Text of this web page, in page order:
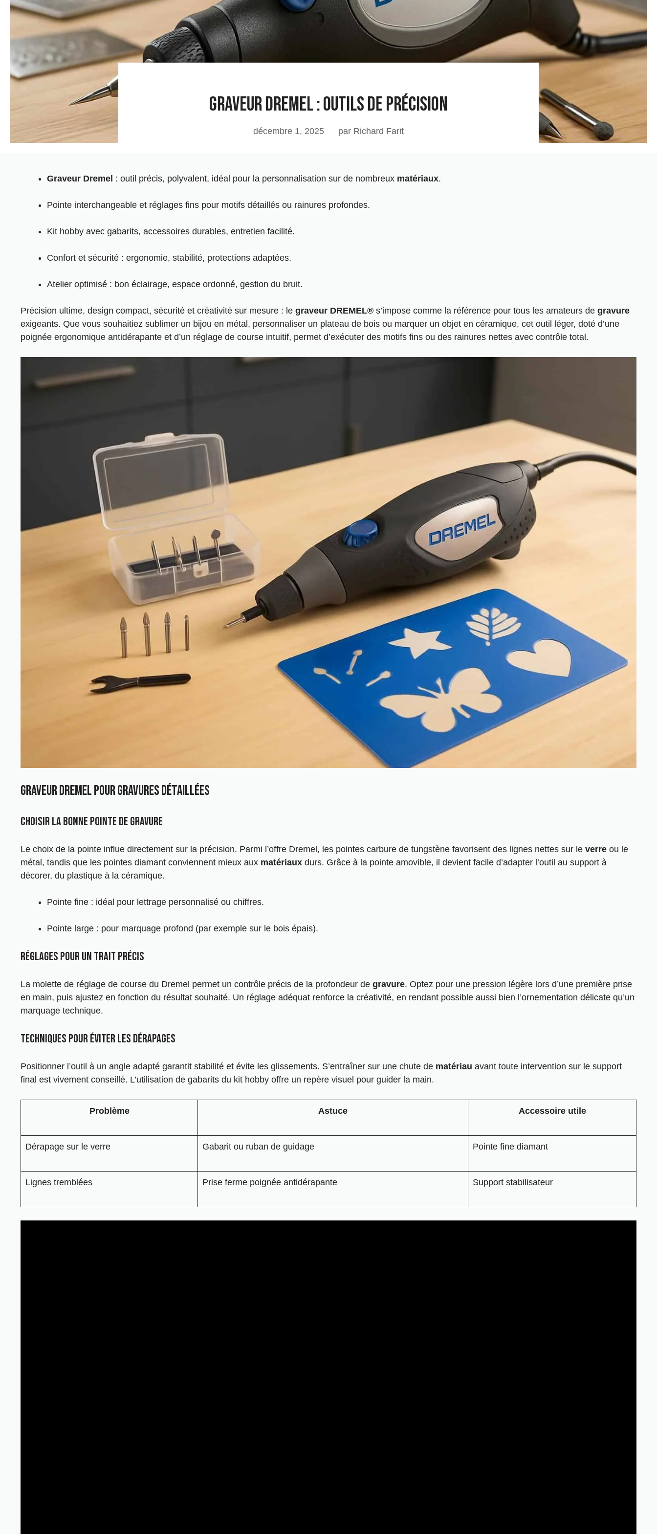
Graveur Dremel : Outils de Précision
décembre 1, 2025 par Richard Farit
Graveur Dremel : outil précis, polyvalent, idéal pour la personnalisation sur de nombreux matériaux.
Pointe interchangeable et réglages fins pour motifs détaillés ou rainures profondes.
Kit hobby avec gabarits, accessoires durables, entretien facilité.
Confort et sécurité : ergonomie, stabilité, protections adaptées.
Atelier optimisé : bon éclairage, espace ordonné, gestion du bruit.
Précision ultime, design compact, sécurité et créativité sur mesure : le graveur DREMEL® s’impose comme la référence pour tous les amateurs de gravure
exigeants. Que vous souhaitiez sublimer un bijou en métal, personnaliser un plateau de bois ou marquer un objet en céramique, cet outil léger, doté d’une
poignée ergonomique antidérapante et d’un réglage de course intuitif, permet d’exécuter des motifs fins ou des rainures nettes avec contrôle total.
Graveur Dremel pour gravures détaillées
Choisir la bonne pointe de gravure
Le choix de la pointe influe directement sur la précision. Parmi l’offre Dremel, les pointes carbure de tungstène favorisent des lignes nettes sur le verre ou le
métal, tandis que les pointes diamant conviennent mieux aux matériaux durs. Grâce à la pointe amovible, il devient facile d’adapter l’outil au support à
décorer, du plastique à la céramique.
Pointe fine : idéal pour lettrage personnalisé ou chiffres.
Pointe large : pour marquage profond (par exemple sur le bois épais).
Réglages pour un trait précis
La molette de réglage de course du Dremel permet un contrôle précis de la profondeur de gravure. Optez pour une pression légère lors d’une première prise
en main, puis ajustez en fonction du résultat souhaité. Un réglage adéquat renforce la créativité, en rendant possible aussi bien l’ornementation délicate qu’un
marquage technique.
Techniques pour éviter les dérapages
Positionner l’outil à un angle adapté garantit stabilité et évite les glissements. S’entraîner sur une chute de matériau avant toute intervention sur le support
final est vivement conseillé. L’utilisation de gabarits du kit hobby offre un repère visuel pour guider la main.
Problème Astuce Accessoire utile
Dérapage sur le verre Gabarit ou ruban de guidage Pointe fine diamant
Lignes tremblées Prise ferme poignée antidérapante Support stabilisateur